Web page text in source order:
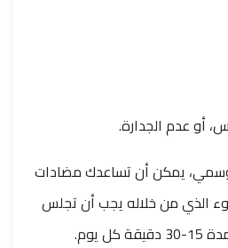
أو عدم الجدارة.
يمكن أن تساعدك مضادات
الذي من خلاله يجب أن تجلس
يوم.